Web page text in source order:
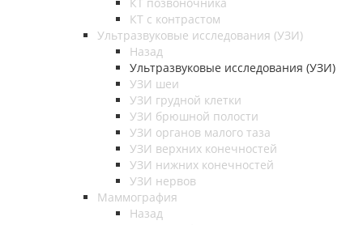
КТ с контрастом
Ультразвуковые исследования (УЗИ)
Назад
Ультразвуковые исследования (УЗИ)
УЗИ шеи
УЗИ грудной клетки
УЗИ брюшной полости
УЗИ органов малого таза
УЗИ верхних конечностей
УЗИ нижних конечностей
УЗИ нервов
Маммография
Назад